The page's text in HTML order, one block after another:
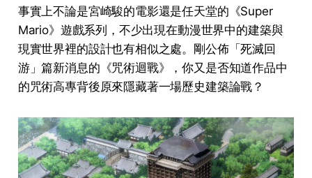
事實上不論是宮崎駿的電影還是任天堂的《Super
Mario》遊戲系列，不少出現在動漫世界中的建築與
現實世界裡的設計也有相似之處。剛公佈「死滅回
游」篇新消息的《咒術迴戰》，你又是否知道作品中
的咒術高專背後原來隱藏著一場歷史建築論戰？